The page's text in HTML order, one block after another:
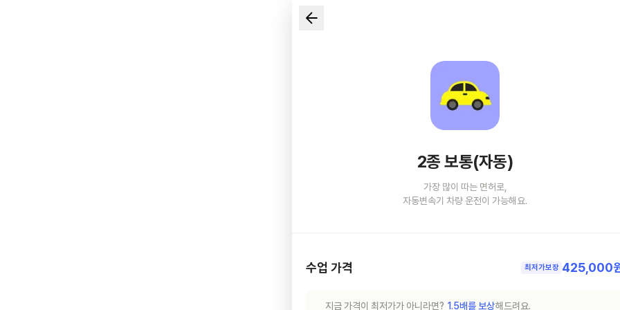
2종 보통(자동)
가장 많이 따는 면허로,
자동변속기 차량 운전이 가능해요.
수업 가격 최저가보장 425,000
지금 가격이 최저가가 아니라면? 1.5배를 보상해드려요.